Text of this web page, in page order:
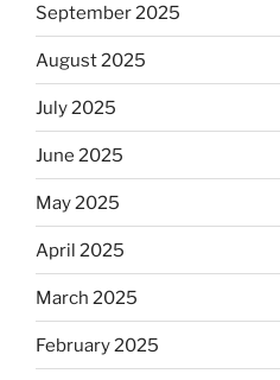
September 2025
August 2025
July 2025
June 2025
May 2025
April 2025
March 2025
February 2025